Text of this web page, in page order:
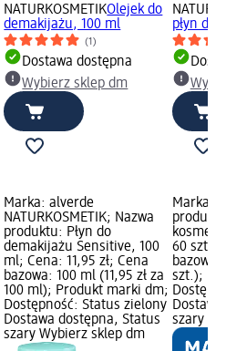
NATURKOSMETIKOlejek do
demakijażu, 100 ml
(1)
Dostawa dostępna
Wybierz sklep dm
płyn do
Marka: alverde
NATURKOSMETIK; Nazwa
produktu: Płyn do
demakijażu Sensitive, 100
ml; Cena: 11,95 zł; Cena
bazowa: 100 ml (11,95 zł za
100 ml); Produkt marki dm;
Dostępność: Status zielony
Dostawa dostępna, Status
szary Wybierz sklep dm
Marka:
60 szt.;
bazowa:
szt.);
szary